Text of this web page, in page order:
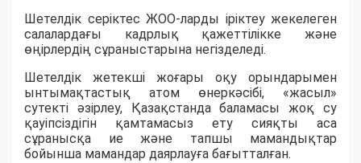
Шетелдік серіктес ЖОО-ларды іріктеу жекелеген
салалардағы кадрлық қажеттілікке және
өңірлердің сұраныстарына негізделеді.
Шетелдік жетекші жоғары оқу орындарымен
ынтымақтастық атом өнеркәсібі, «жасыл»
сутекті әзірлеу, Қазақстанда баламасы жоқ су
қауіпсіздігін қамтамасыз ету сияқты аса
сұранысқа ие және тапшы мамандықтар
бойынша мамандар даярлауға бағытталған.